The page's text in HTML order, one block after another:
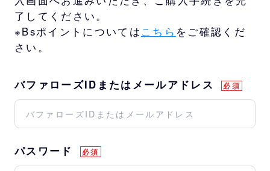
了してください。
※Bsポイントについては こちら をご確認くだ
さい。
バファローズIDまたはメールアドレス
パスワード